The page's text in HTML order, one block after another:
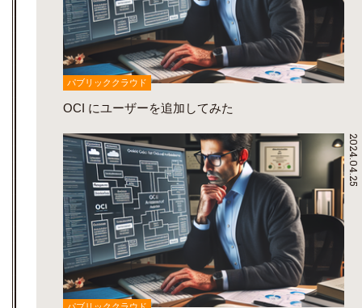
パブリッククラウド
OCI にユーザーを追加してみた
2024.04.25
パブリッククラウド